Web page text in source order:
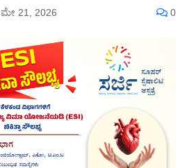
ಮೇ 21, 2026 0